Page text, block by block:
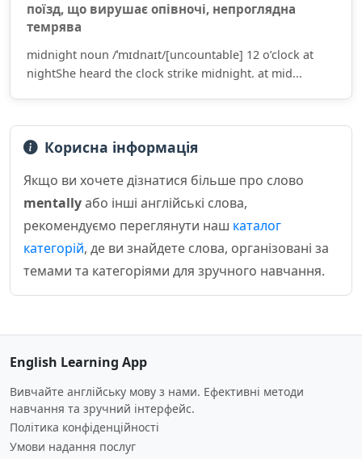
поїзд, що вирушає опівночі, непроглядна
темрява
midnight noun /ˈmɪdnaɪt/[uncountable] 12 o’clock at
nightShe heard the clock strike midnight. at mid...
Корисна інформація
Якщо ви хочете дізнатися більше про слово
mentallyабо інші англійські слова,
рекомендуємо переглянути наш каталог
категорій, де ви знайдете слова, організовані за
темами та категоріями для зручного навчання.
English Learning App
Вивчайте англійську мову з нами. Ефективні методи
навчання та зручний інтерфейс.
Політика конфіденційності
Умови надання послуг